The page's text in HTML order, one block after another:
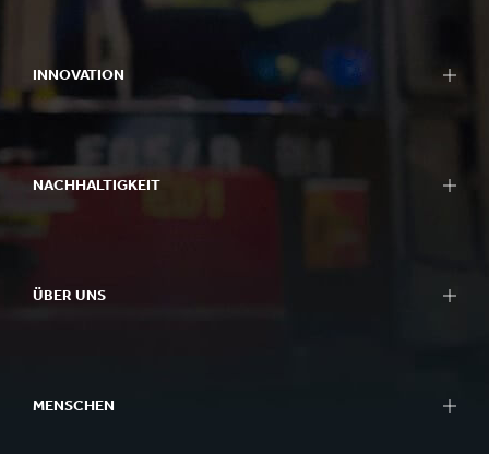
INNOVATION
NACHHALTIGKEIT
ÜBER UNS
MENSCHEN